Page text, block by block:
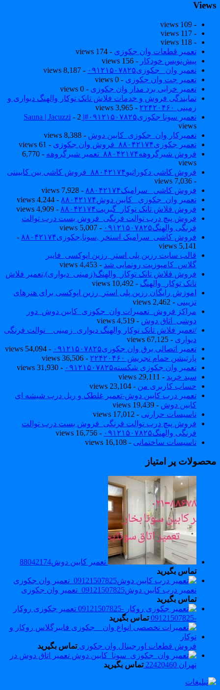
- 109 views
- 117 views
- 118 views
تعمیر قطعات وان جکوزی - 174 views
پیش‌نویس خودکار- 156 views
تعمیر وان _جکوزی۰۹۱۲۱۵۰۷۸۲۵
- 8,187 views
تعمیر جت وان جکوزی - 0 views
تعمیر خرابی برد مدار وان جکوزی - 0 views
نمایندگی فروش و خدمات فلاش تانک توکار والهنگ دیواری و
زمینی ۲۲۴۲۰۴۶۰
- 3,965 views
تعمیر سونا جکوزی۰۹۱۲۱۵۰۷۸۲۵#| Sauna | Jacuzzi
- 2
views
تعمیرکار وان_جکوزی_کابین دوش- 8,388 views
تعمیر جکوزی۸۸۰۴۲۱۷۴_فروش وان جکوزی
- 61 views
فروش شیرگروهه۸۸۰۴۲۱۷۴_تعمیر شیرگروهه
- 6,770
views
فروش کاشی دکوراتیو۸۸۰۴۲۱۷۴_فروش کاشی بین کابینتی
فروش کاشی _سرامیک۸۸۰۴۲۱۷۴
- 7,928 views
تعمیر وان_جکوزی_ کابین دوش۸۸۰۴۲۱۷۴
- 4,244 views
فروش فلاش تانک توکار_گبریت۸۸۰۴۲۱۷۴
- 4,909 views
فروش پیچ درب توالت فرنگی_فروش بست درب توالت
فرنگی والهنگ۰۹۱۲۱۵۰۷۸۲۵
- 5,007 views
فروش کاشی_سرامیک استخر ,سونا,جکوزی۸۸۰۴۲۱۷۴
-
5,141 views
قالب سایت رزین پلی استر_رزین اپوکسی_فایبر
گلاس_کامپوزیت رونمایی شد- 4,453 views
فروش فلاش تانک توکار_والهنگ(زمینی_دیواری),تعمیر فلاش
تانک توکار_والهنگ- 10,492 views
اموزش رایگان رزین پلی استر_رزین اپوکسی برای هنرهای
تزیینی- 2,462 views
مراکز فروش_تعمیرات وان_جکوزی_کابین دوش_دور
دوشی_اتاق دوش- 4,519 views
/تعمیر فلاش تانک توکار والهنگ دیواری_زمینی _ توالت فرنگی
دیواری - 67,125 views
تعمیر اتصالی برق وان جکوزی۰۹۱۲۱۵۰۷۸۲۵
- 54,094 views
پارتیشن حمام تجریش ۲۲۴۲۰۴۶۰
- 36,506 views
تعمیر وان جکوزی شکسته۰۹۱۲۱۵۰۷۸۲۵
- 31,930 views
سبد خرید - 29,111 views
حساب کاربری من- 23,104 views
تعمیر درب کابین دوش-تعمیر غلطک و ریل درب شیشه ای
کابین دوش- 19,439 views
تاسیسات حرارتی- 17,012 views
فروش پیچ درب توالت فرنگی_فروش بست درب توالت
فرنگی والهنگ۰۹۱۲۱۵۰۷۸۲۵
- 16,756 views
تاسیسات ساختمانی- 16,108 views
پر امتیاز
تعمیر کابین دوش88042174
تماس بگیرید
تعمیر درب کابین دوش09121507825_تعمیر وان جکوزی
تماس بگیرید
تعمیر جکوزی روکار
تماس بگیرید
فروش قطعات اورجینال وان جکوزی تماس بگیرید
تعمیر اتاق دوش در
تهران 22420460
تماس بگیرید